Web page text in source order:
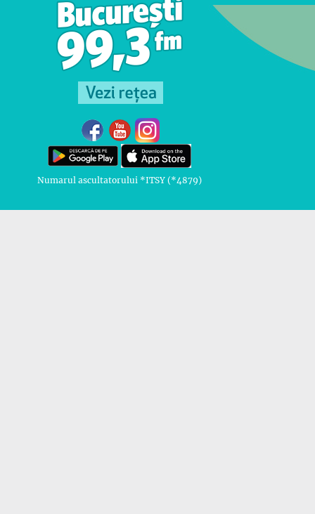
Numarul ascultatorului *ITSY (*4879)